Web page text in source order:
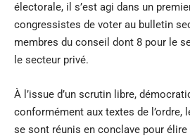
électorale, il s’est agi dans un
congressistes de voter au bulletin
membres du conseil dont 8 pour le
le secteur privé.
À l’issue d’un scrutin libre,
conformément aux textes de l’ordre,
se sont réunis en conclave pour élire